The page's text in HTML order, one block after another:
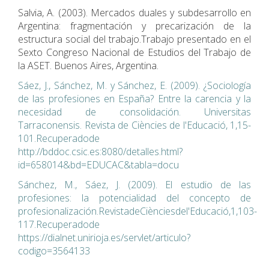
Salvia, A. (2003). Mercados duales y subdesarrollo en
Argentina: fragmentación y precarización de la
estructura social del trabajo.Trabajo presentado en el
Sexto Congreso Nacional de Estudios del Trabajo de
la ASET. Buenos Aires, Argentina.
Sáez, J., Sánchez, M. y Sánchez, E. (2009). ¿Sociología
de las profesiones en España? Entre la carencia y la
necesidad de consolidación. Universitas
Tarraconensis. Revista de Ciències de l'Educació, 1,15-
101.Recuperadode
http://bddoc.csic.es:8080/detalles.html?
id=658014&bd=EDUCAC&tabla=docu
Sánchez, M., Sáez, J. (2009). El estudio de las
profesiones: la potencialidad del concepto de
profesionalización.RevistadeCiènciesdel'Educació,1,103-
117.Recuperadode
https://dialnet.unirioja.es/servlet/articulo?
codigo=3564133